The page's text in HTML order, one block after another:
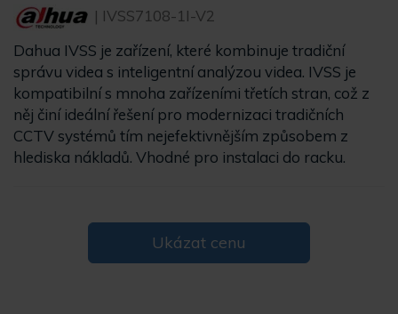
| IVSS7108-1I-V2
Dahua IVSS je zařízení, které kombinuje tradiční
správu videa s inteligentní analýzou videa. IVSS je
kompatibilní s mnoha zařízeními třetích stran, což z
něj činí ideální řešení pro modernizaci tradičních
CCTV systémů tím nejefektivnějším způsobem z
hlediska nákladů. Vhodné pro instalaci do racku.
Ukázat cenu